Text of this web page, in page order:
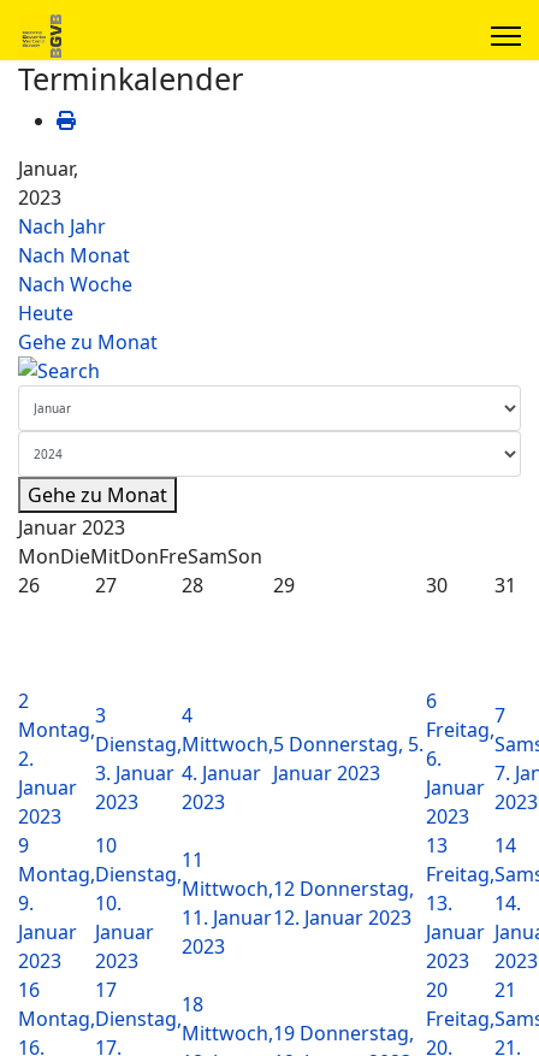
Terminkalender
Januar,
2023
Nach Jahr
Nach Monat
Nach Woche
Heute
Gehe zu Monat
Gehe zu Monat
Januar 2023
MonDieMitDonFreSamSon
26
27 28 29 30 31
2
Montag,
2.
Januar
2023
3
Dienstag,
3. Januar
2023
4
Mittwoch,
4. Januar
2023
5 Donnerstag, 5.
Januar 2023
6
Freitag,
6.
Januar
2023
7
7.
2023
9
Montag,
9.
Januar
2023
10
Dienstag,
10.
Januar
2023
11
Mittwoch,
11. Januar
2023
12 Donnerstag,
12. Januar 2023
13
Freitag,
13.
Januar
2023
14
14.
2023
16
Montag,
16.
17
Dienstag,
17.
18
Mittwoch,19 Donnerstag,
20
Freitag,
20.
21
21.